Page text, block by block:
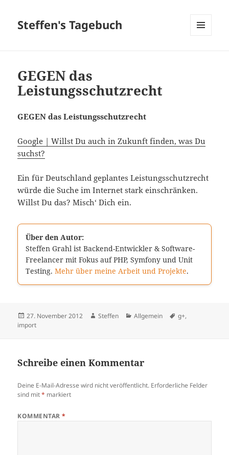
Steffen's Tagebuch
GEGEN das
Leistungsschutzrecht
GEGEN das Leistungsschutzrecht
Google | Willst Du auch in Zukunft finden, was Du
suchst?
Ein für Deutschland geplantes Leistungsschutzrecht
würde die Suche im Internet stark einschränken.
Willst Du das? Misch‘ Dich ein.
Über den Autor:
Steffen Grahl ist Backend-Entwickler & Software-
Freelancer mit Fokus auf PHP, Symfony und Unit
Testing.Mehr über meine Arbeit und Projekte.
Veröffentlicht
am
27. November 2012 Autor
Steffen Kategorien
Allgemein Schlagwörter
g+,
import
Schreibe einen Kommentar
Deine E-Mail-Adresse wird nicht veröffentlicht. Erforderliche Felder
sind mit* markiert
KOMMENTAR*